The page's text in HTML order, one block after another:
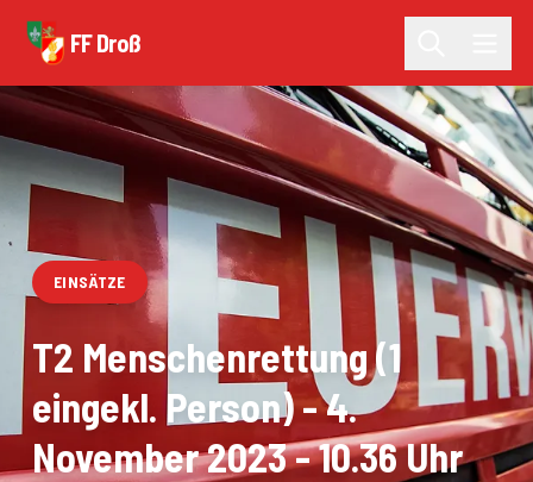
FF Droß
EINSÄTZE
T2 Menschenrettung (1
eingekl. Person) - 4.
November 2023 - 10.36 Uhr